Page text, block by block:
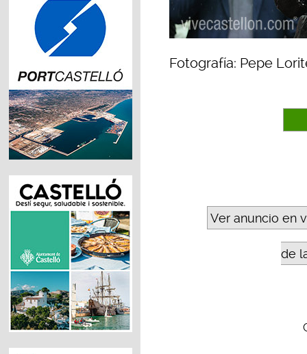
Fotografía: Pepe
Ver anuncio en
de